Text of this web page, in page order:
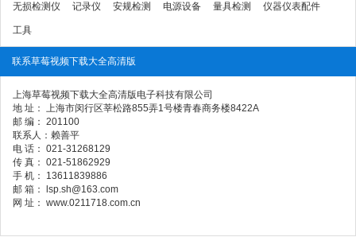
无损检测仪 记录仪 安规检测 电源设备 量具检测 仪器仪表配件
工具
联系草莓视频下载大全高清版
上海草莓视频下载大全高清版电子科技有限公司
地 址： 上海市闵行区莘松路855弄1号楼青春商务楼8422A
邮 编： 201100
联系人：赖善平
电 话： 021-31268129
传 真： 021-51862929
手 机： 13611839886
邮 箱： lsp.sh@163.com
网 址： www.0211718.com.cn